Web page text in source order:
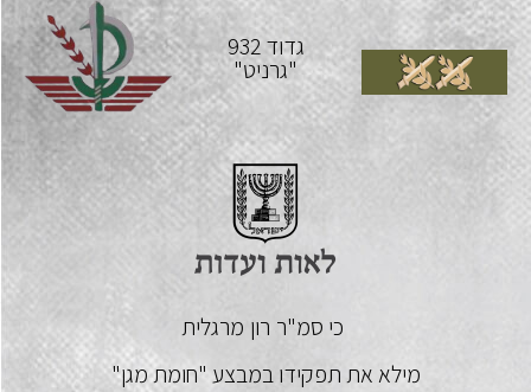
גדוד 932
"גרניט"
כי סמ"ר רון מרגלית
מילא את תפקידו במבצע "חומת מגן"